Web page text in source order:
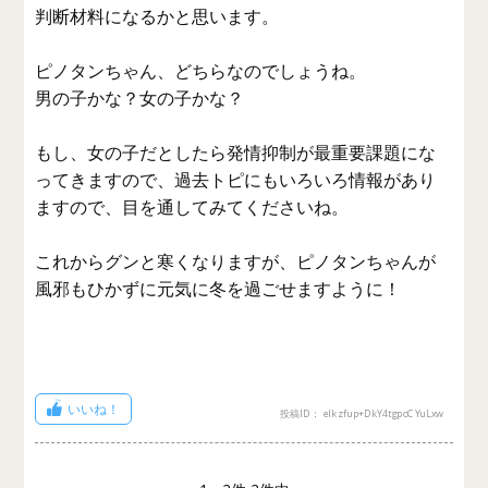
判断材料になるかと思います。
ピノタンちゃん、どちらなのでしょうね。
男の子かな？女の子かな？
もし、女の子だとしたら発情抑制が最重要課題にな
ってきますので、過去トピにもいろいろ情報があり
ますので、目を通してみてくださいね。
これからグンと寒くなりますが、ピノタンちゃんが
風邪もひかずに元気に冬を過ごせますように！
いいね！ 投稿ID： elkzfup+DkY4tgpoCYuLxw